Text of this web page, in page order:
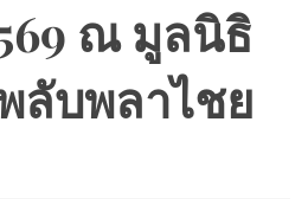
ณ มูลนิธิ
ลับพลาไชย